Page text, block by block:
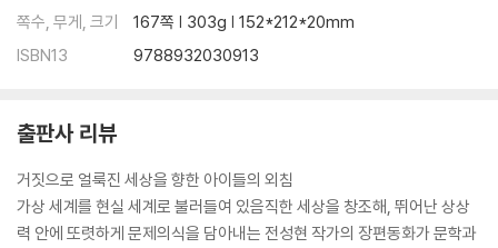
쪽수, 무게, 크기
167쪽 | 303g | 152*212*20mm
ISBN13
9788932030913
출판사 리뷰
거짓으로 얼룩진 세상을 향한 아이들의 외침
가상 세계를 현실 세계로 불러들여 있음직한 세상을 창조해, 뛰어난 상상
력 안에 또렷하게 문제의식을 담아내는 전성현 작가의 장편동화가 문학과